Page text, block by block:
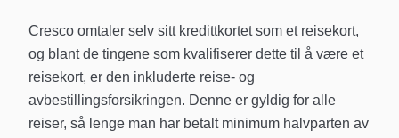
Cresco omtaler selv sitt kredittkortet som et reisekort,
og blant de tingene som kvalifiserer dette til å være et
reisekort, er den inkluderte reise- og
avbestillingsforsikringen. Denne er gyldig for alle
reiser, så lenge man har betalt minimum halvparten av